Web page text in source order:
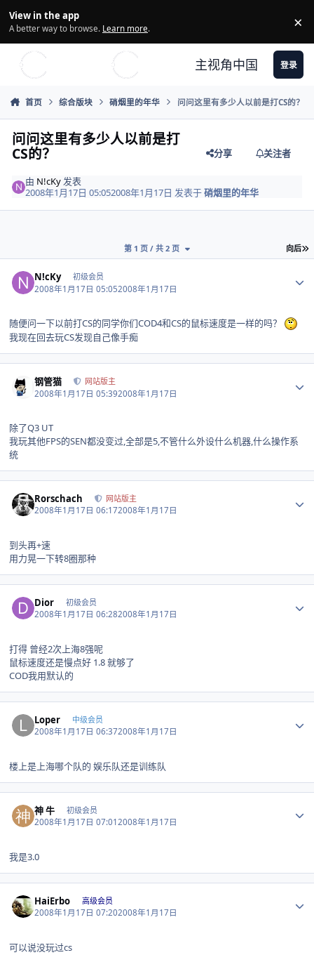
View in the app
A better way to browse. Learn more. ×
主视角中国 登录
首页 综合版块 硝烟里的年华 问问这里有多少人以前是打CS的？
问问这里有多少人以前是打
CS的？ 分享 关注者
由 N!cKy 发表
2008年1月17日 05:052008年1月17日 发表于硝烟里的年华
向后
第 1 页 / 共 2 页
N!cKy 初级会员
2008年1月17日 05:052008年1月17日
随便问一下以前打CS的同学你们COD4和CS的鼠标速度是一样的吗？
我现在回去玩CS发现自己像手痴
钢管猫 网站版主
2008年1月17日 05:392008年1月17日
除了Q3 UT
我玩其他FPS的SEN都没变过,全部是5,不管什么外设什么机器,什么操作系
统
Rorschach 网站版主
2008年1月17日 06:172008年1月17日
到头再+速
用力晃一下转8圈那种
Dior 初级会员
2008年1月17日 06:282008年1月17日
打得 曾经2次上海8强呢
鼠标速度还是慢点好 1.8 就够了
COD我用默认的
Loper 中级会员
2008年1月17日 06:372008年1月17日
楼上是上海哪个队的 娱乐队还是训练队
神 牛 初级会员
2008年1月17日 07:012008年1月17日
我是3.0
HaiErbo 高级会员
2008年1月17日 07:202008年1月17日
可以说没玩过cs